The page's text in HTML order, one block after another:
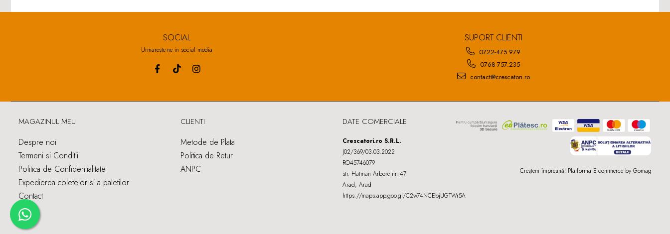
SOCIAL
Urmareste-ne in social media
SUPORT CLIENTI
0722-475.979
0768-757.235
contact@crescatori.ro
MAGAZINUL MEU
Despre noi
Termeni si Conditii
Politica de Confidentialitate
Expedierea coletelor si a paletilor
Contact
CLIENTI
Metode de Plata
Politica de Retur
ANPC
DATE COMERCIALE
Crescatori.ro S.R.L.
J02/369/03.03.2022
RO45746079
str. Hatman Arbore nr. 47
Arad, Arad
https://maps.app.goo.gl/C2w74NCEbjUGTWr5A
Creştem împreună! Platforma E-commerce by Gomag